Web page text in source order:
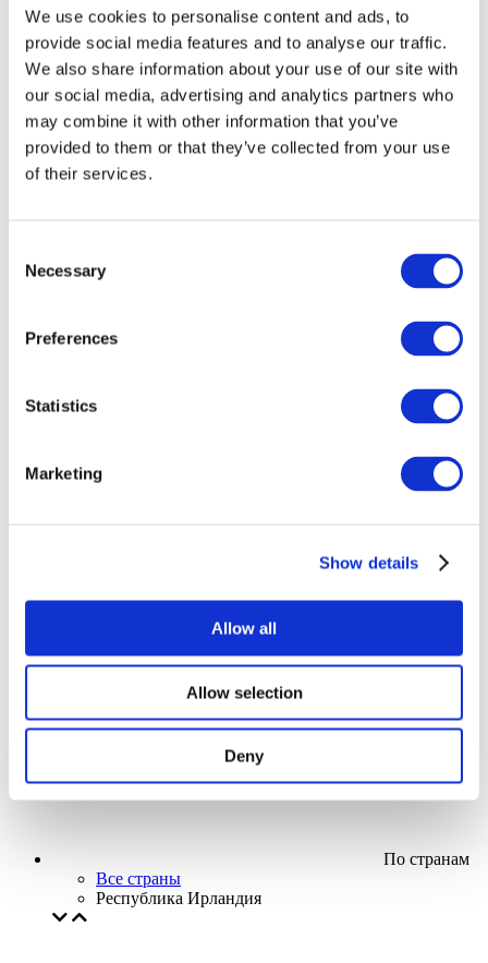
We use cookies to personalise content and ads, to
provide social media features and to analyse our traffic.
We also share information about your use of our site with
our social media, advertising and analytics partners who
may combine it with other information that you’ve
provided to them or that they’ve collected from your use
of their services.
Selection
Necessary
Preferences
Statistics
Marketing
Show details
Allow all
Allow selection
Deny
Творческий вечер
Наше спецпредложение
Применить
По странам
Все страны
Республика Ирландия